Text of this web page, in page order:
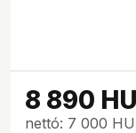
8 890
nettó: 7 000